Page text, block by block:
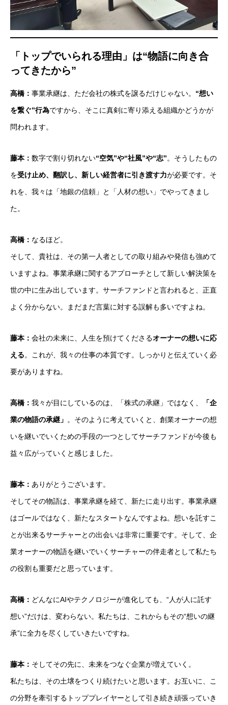
「トップでいられる理由」は“物語に向き合
ってきたから”
高橋： 事業承継は、ただ会社の株式を譲るだけじゃない。 “想い
を繋ぐ”行為ですから、そこに真剣に寄り添える組織かどうかが
問われます。
藤本： 数字で割り切れない“空気”や“社風”や“志”。そうしたもの
を受け止め、翻訳し、新しい経営者に引き渡す力が必要です。そ
れを、我々は「地銀の信頼」と「人材の想い」でやってきまし
た。
高橋： なるほど。
そして、貴社は、その第一人者としての取り組みや発信も強めて
いますよね。事業承継に関するアプローチとして新しい解決策を
世の中に生み出しています。サーチファンドと言われると、正直
よく分からない。まだまだ言葉に対する誤解も多いですよね。
藤本： 会社の未来に、人生を預けてくださるオーナーの想いに応
える。これが、我々の仕事の本質です。しっかりと伝えていく必
要がありますね。
高橋： 我々が目にしているのは、「株式の承継」ではなく、 「企
業の物語の承継」 。そのように考えていくと、創業オーナーの想
いを継いでいくための手段の一つとしてサーチファンドが今後も
益々広がっていくと感じました。
藤本： ありがとうございます。
そしてその物語は、事業承継を経て、新たに走り出す。事業承継
はゴールではなく、新たなスタートなんですよね。想いを託すこ
とが出来るサーチャーとの出会いは非常に重要です。そして、企
業オーナーの物語を継いでいくサーチャーの伴走者として私たち
の役割も重要だと思っています。
高橋： どんなにAIやテクノロジーが進化しても、“人が人に託す
想い”だけは、変わらない。私たちは、これからもその“想いの継
承”に全力を尽くしていきたいですね。
藤本： そしてその先に、未来をつなぐ企業が増えていく。
私たちは、その土壌をつくり続けたいと思います。お互いに、こ
の分野を牽引するトッププレイヤーとして引き続き頑張っていき